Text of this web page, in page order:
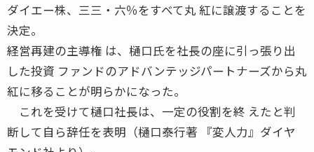
ダイエー株、三三・六％をすべて丸 紅に譲渡することを
決定。
経営再建の主導権 は、樋口氏を社長の座に引っ張り出
した投資 ファンドのアドバンテッジパートナーズから丸
紅に移ることが明らかになった。
これを受けて樋口社長は、一定の役割を終 えたと判
断して自ら辞任を表明（樋口泰行著 『変人力』ダイヤ